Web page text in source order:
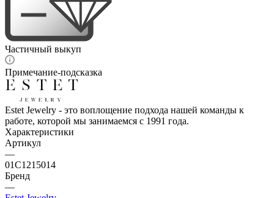
Частичный выкуп
Примечание-подсказка
Estet Jewelry - это воплощение подхода нашей команды к
работе, которой мы занимаемся с 1991 года.
Характеристики
Артикул
—
01С1215014
Бренд
—